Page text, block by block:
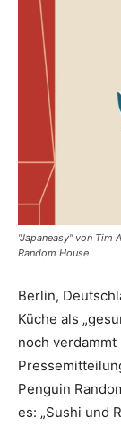
"Japaneasy" von Tim
Random House
Berlin,
Küche als
noch
Penguin
es: „Sushi und